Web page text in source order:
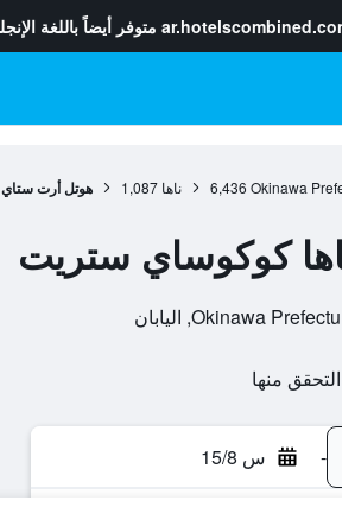
متوفر أيضاً باللغة
Okinawa
6,436 ناها 1,087 هوتل أرت
كوكوساي ستريت
- س 15/8